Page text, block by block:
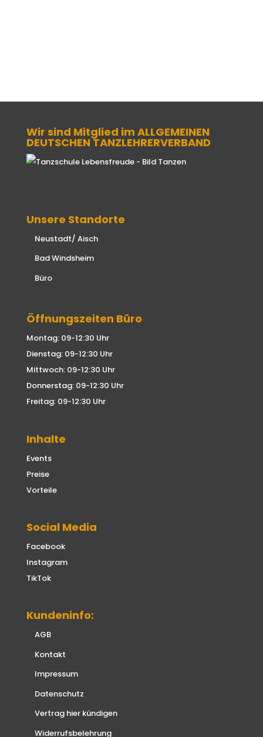
Wir sind Mitglied im ALLGEMEINEN
DEUTSCHEN TANZLEHRERVERBAND
Unsere Standorte
Neustadt/ Aisch
Bad Windsheim
Büro
Öffnungszeiten Büro
Montag: 09-12:30 Uhr
Dienstag: 09-12:30 Uhr
Mittwoch: 09-12:30 Uhr
Donnerstag: 09-12:30 Uhr
Freitag: 09-12:30 Uhr
Inhalte
Events
Preise
Vorteile
Social Media
Facebook
Instagram
TikTok
Kundeninfo:
AGB
Kontakt
Impressum
Datenschutz
Vertrag hier kündigen
Widerrufsbelehrung